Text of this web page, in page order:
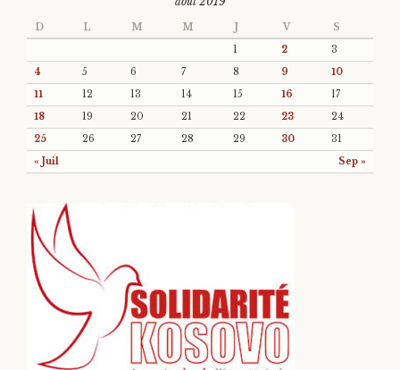
D L M M J V S
« Juil Sep »
1 2
3
4
5 6 7 8 9
10
11
12 13 14 15 16
17
18
19 20 21 22 23
24
25
26 27 28 29 30 31